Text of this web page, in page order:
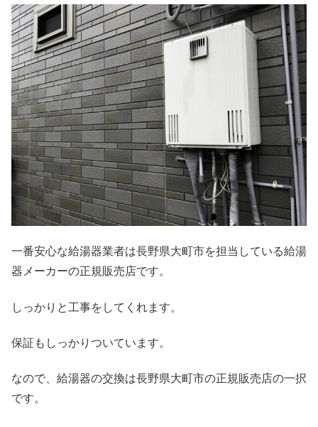
一番安心な給湯器業者は長野県大町市を担当している給湯
器メーカーの正規販売店です。
しっかりと工事をしてくれます。
保証もしっかりついています。
なので、給湯器の交換は長野県大町市の正規販売店の一択
です。